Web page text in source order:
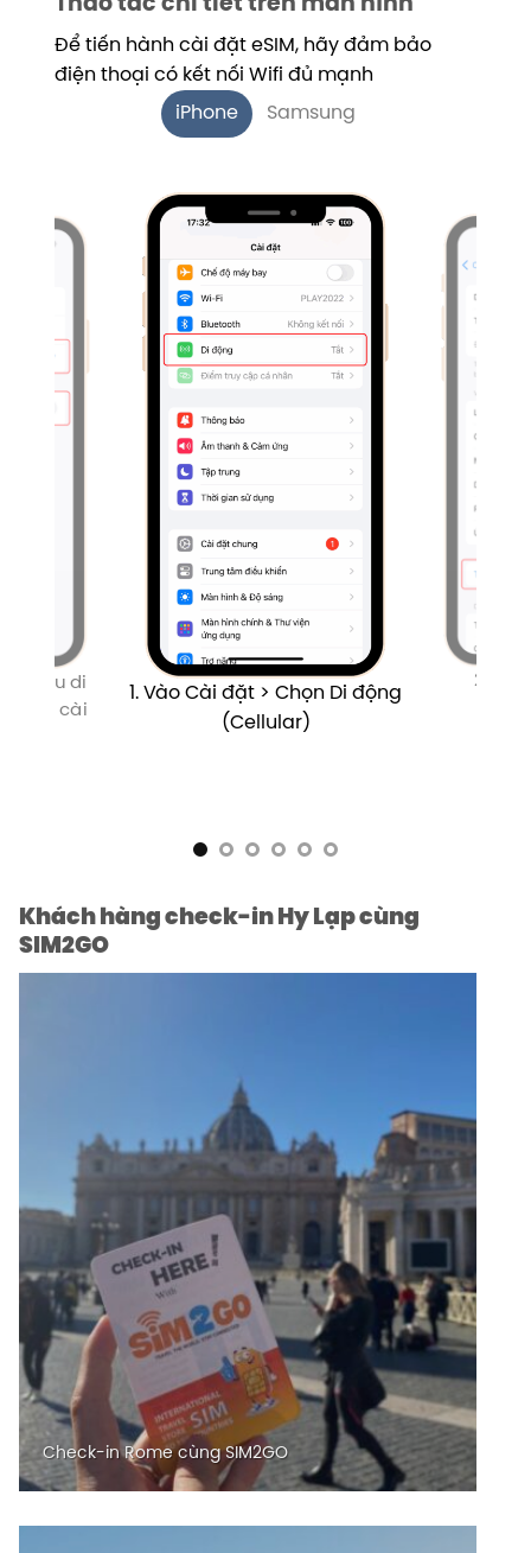
Thao tác chi tiết trên màn hình
Để tiến hành cài đặt eSIM, hãy đảm bảo
điện thoại có kết nối Wifi đủ mạnh
iPhone
Samsung
1. Vào Cài đặt > Chọn Di động
(Cellular)
2.
Dữ liệu di
vừa cài
Khách hàng check-in Hy Lạp cùng
SIM2GO
Check-in Rome cùng SIM2GO